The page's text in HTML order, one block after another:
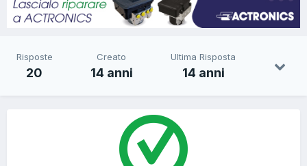
Risposte
20
Creato
14 anni
Ultima Risposta
14 anni